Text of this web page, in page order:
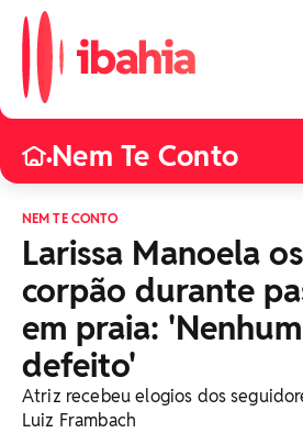
•Nem Te Conto
NEM TE CONTO
Larissa Manoela
corpão durante
em praia: 'Nenhum
defeito'
Atriz recebeu elogios dos
Luiz Frambach